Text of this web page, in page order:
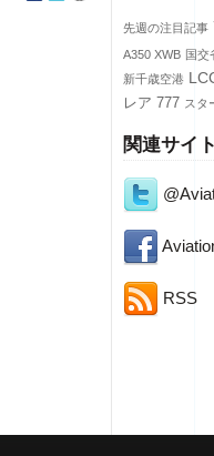
先週の注目記事
A350 XWB 国交
新千歳空港
レア 777 スタ
関連サイト
RSS